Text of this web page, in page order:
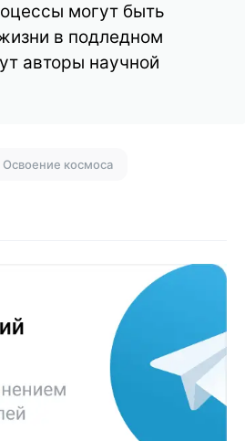
могут быть
в подледном
авторы научной
Освоение космоса